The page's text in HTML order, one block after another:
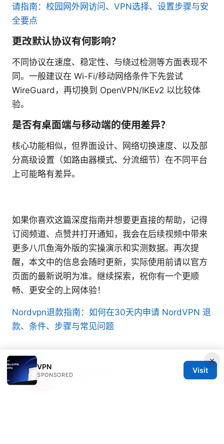
请指南：校园网外网访问、VPN选择、设置步骤与安
全要点
更改默认协议有何影响？
不同协议在速度、稳定性、与绕过检测等方面表现不
同。一般建议在 Wi-Fi/移动网络条件下先尝试
WireGuard，再切换到 OpenVPN/IKEv2 以比较体
验。
是否有桌面端与移动端的使用差异？
核心功能相似，但界面设计、网络切换速度、以及部
分高级设置（如路由器模式、分流细节）在不同平台
上可能略有差异。
如果你喜欢这篇深度指南并想要更直接的帮助，记得
订阅频道、点赞并打开通知，我会在后续视频中带来
更多八爪鱼海外版的实操演示和实测数据。再次提
醒，本文中的信息会随时更新，实际使用前请以官方
页面的最新说明为准。继续探索，祝你有一个更顺
畅、更安全的上网体验！
Nordvpn退款指南：如何在30天内申请 NordVPN 退
款、条件、步骤与常见问题
Soren writes about Wireguard and split
×
VPN
SPONSORED
Visit